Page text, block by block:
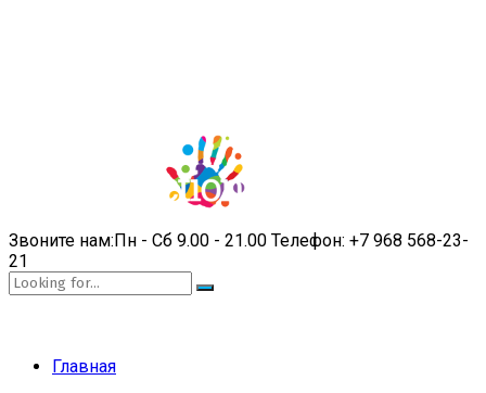
Звоните нам:Пн - Сб 9.00 - 21.00 Телефон: +7 968 568-23-
21
Главная